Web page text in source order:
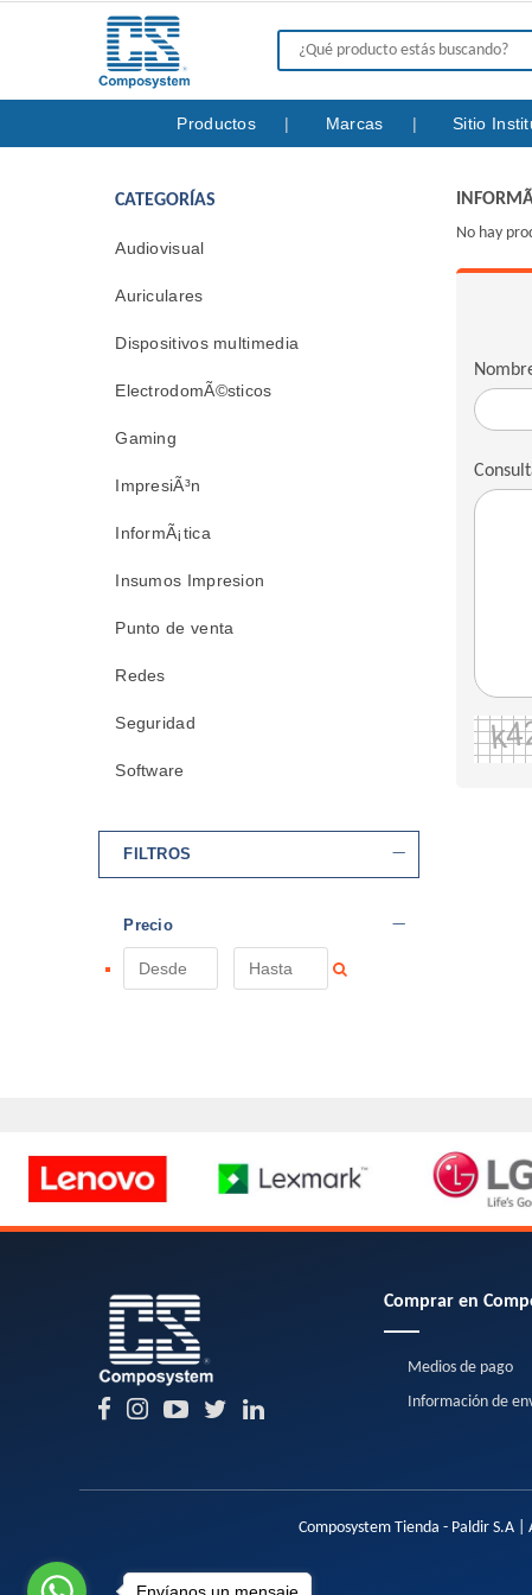
Productos Marcas Sitio
CATEGORÍAS
Audiovisual
Auriculares
Dispositivos multimedia
ElectrodomÃ©sticos
Gaming
ImpresiÃ³n
InformÃ¡tica
Insumos Impresion
Punto de venta
Redes
Seguridad
Software
FILTROS
Precio
No hay
Comprar en
Medios de pago
Información de
Composystem Tienda - Paldir S.A